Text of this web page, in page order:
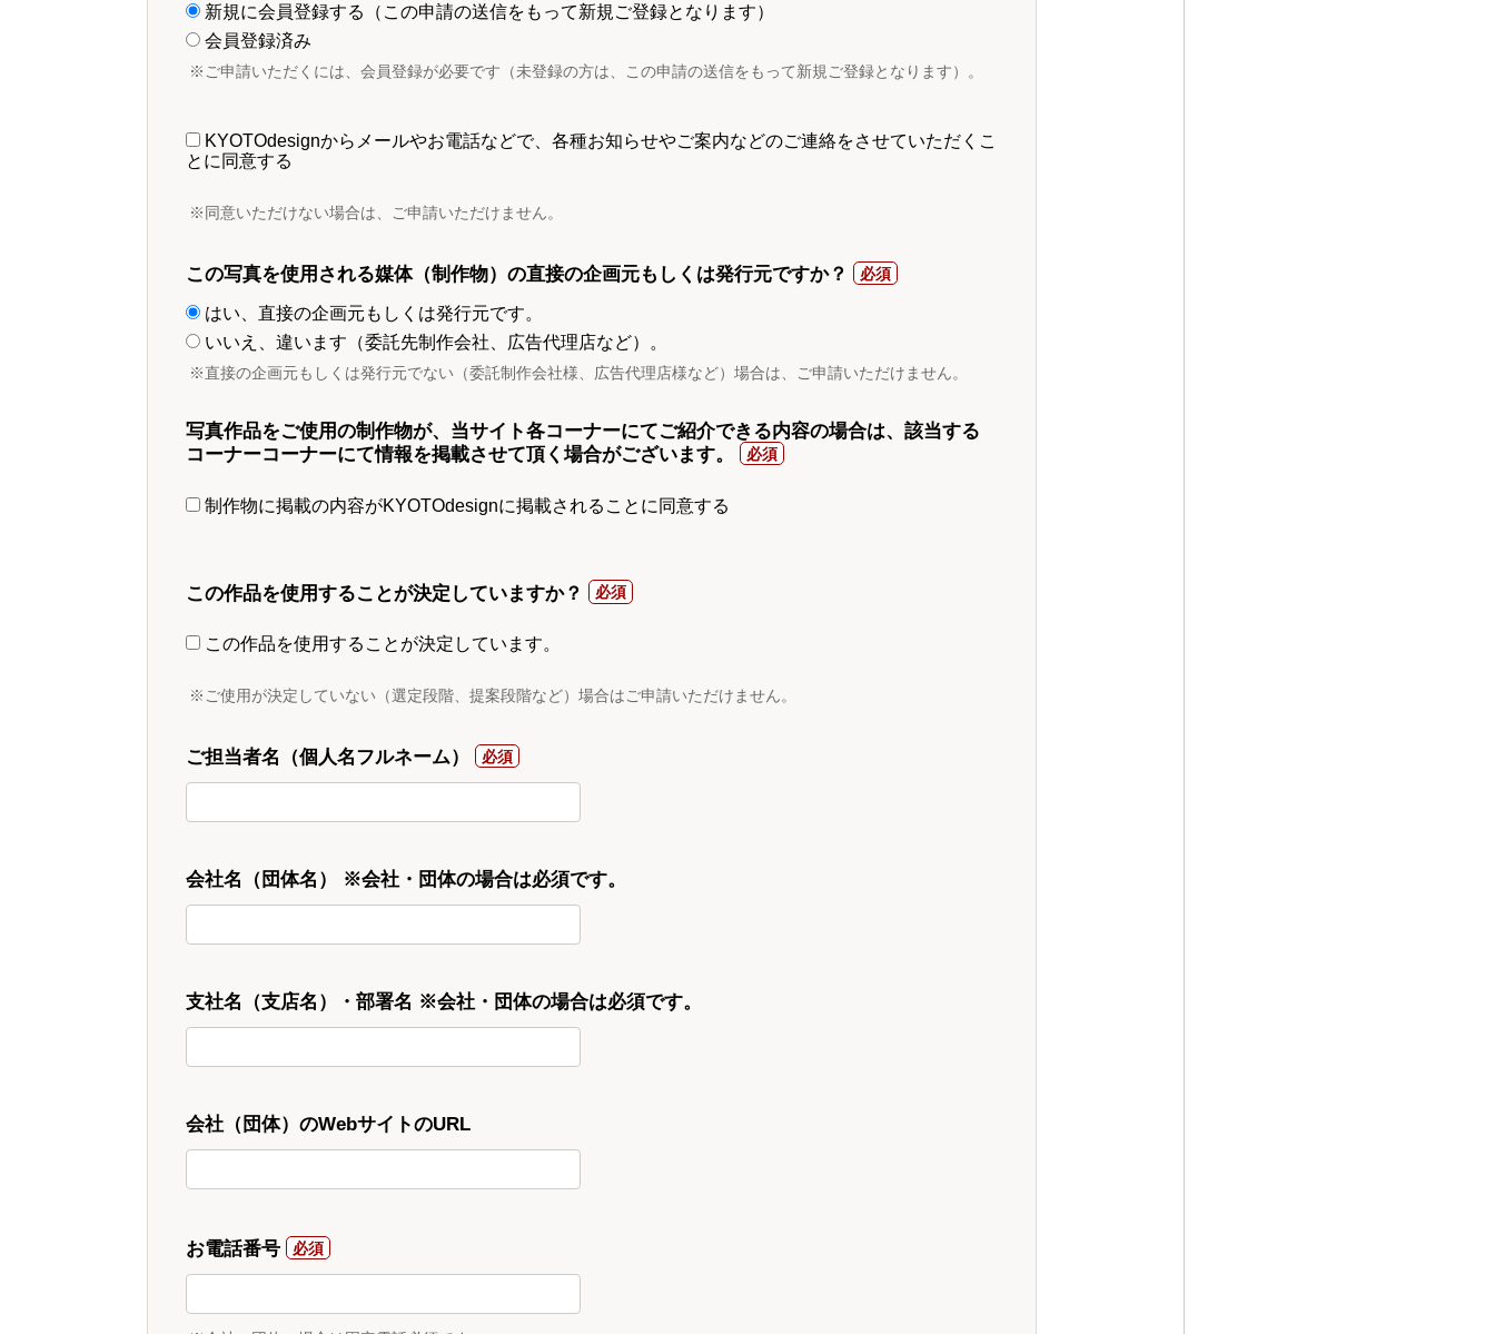
新規に会員登録する（この申請の送信をもって新規ご登録となります）
会員登録済み
※ご申請いただくには、会員登録が必要です（未登録の方は、この申請の送信をもって新規ご登録となります）。
KYOTOdesignからメールやお電話などで、各種お知らせやご案内などのご連絡をさせていただくこ
とに同意する
※同意いただけない場合は、ご申請いただけません。
この写真を使用される媒体（制作物）の直接の企画元もしくは発行元ですか？
はい、直接の企画元もしくは発行元です。
いいえ、違います（委託先制作会社、広告代理店など）。
※直接の企画元もしくは発行元でない（委託制作会社様、広告代理店様など）場合は、ご申請いただけません。
写真作品をご使用の制作物が、当サイト各コーナーにてご紹介できる内容の場合は、該当する
コーナーコーナーにて情報を掲載させて頂く場合がございます。
制作物に掲載の内容がKYOTOdesignに掲載されることに同意する
この作品を使用することが決定していますか？
この作品を使用することが決定しています。
※ご使用が決定していない（選定段階、提案段階など）場合はご申請いただけません。
ご担当者名（個人名フルネーム）
会社名（団体名） ※会社・団体の場合は必須です。
支社名（支店名）・部署名 ※会社・団体の場合は必須です。
会社（団体）のWebサイトのURL
お電話番号